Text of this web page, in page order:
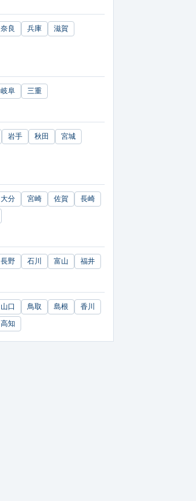
奈良 兵庫
滋賀
岐阜 三重
岩手 秋田
宮城
大分 宮崎 佐賀
長崎
長野 石川 富山 福井
山口 鳥取 島根
香川
高知